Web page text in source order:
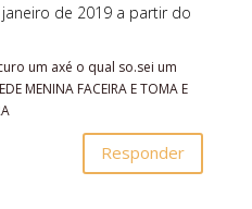
de 2019 a partir do
um axé o qual so.sei um
MENINA FACEIRA E TOMA E
Responder